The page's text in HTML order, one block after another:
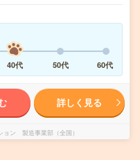
40代 50代 60代
詳しく見る
ョン 製造事業部（全国）